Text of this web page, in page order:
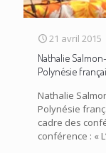
21 avril 2015
Nathalie
Polynésie
Nathalie
Polynésie
cadre des
conférence : «